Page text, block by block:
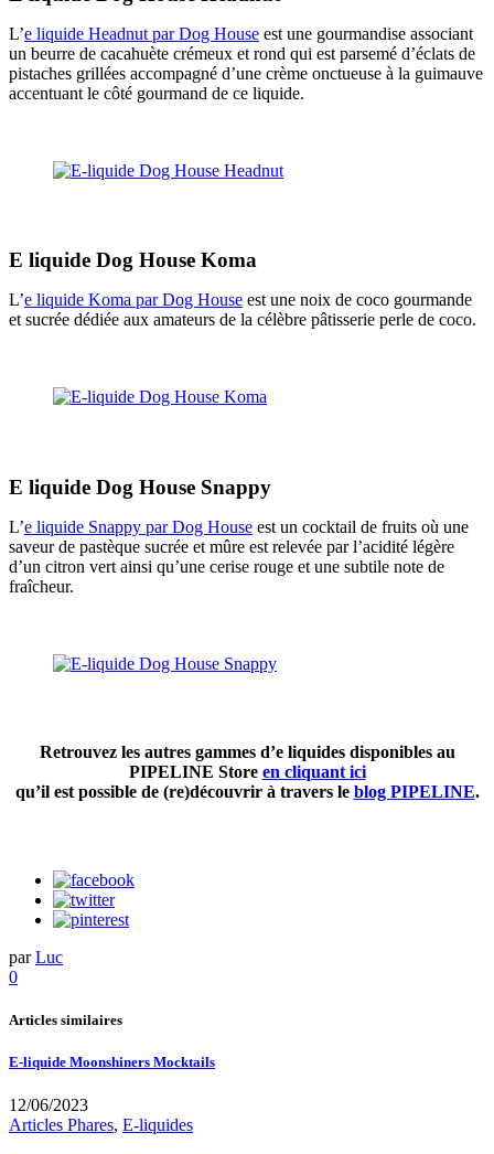
L’e liquide Headnut par Dog House est une gourmandise associant
un beurre de cacahuète crémeux et rond qui est parsemé d’éclats de
pistaches grillées accompagné d’une crème onctueuse à la guimauve
accentuant le côté gourmand de ce liquide.
E liquide Dog House Koma
L’e liquide Koma par Dog House est une noix de coco gourmande
et sucrée dédiée aux amateurs de la célèbre pâtisserie perle de coco.
E liquide Dog House Snappy
L’e liquide Snappy par Dog House est un cocktail de fruits où une
saveur de pastèque sucrée et mûre est relevée par l’acidité légère
d’un citron vert ainsi qu’une cerise rouge et une subtile note de
fraîcheur.
Retrouvez les autres gammes d’e liquides disponibles au
PIPELINE Store en cliquant ici
qu’il est possible de (re)découvrir à travers le blog PIPELINE.
par Luc
0
Articles similaires
E-liquide Moonshiners Mocktails
12/06/2023
Articles Phares, E-liquides